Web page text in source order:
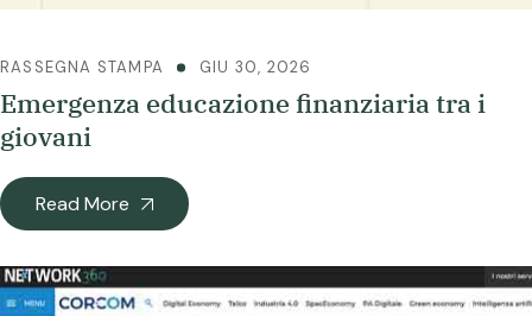
RASSEGNA STAMPA GIU 30, 2026
Emergenza educazione finanziaria tra i
giovani
Read More